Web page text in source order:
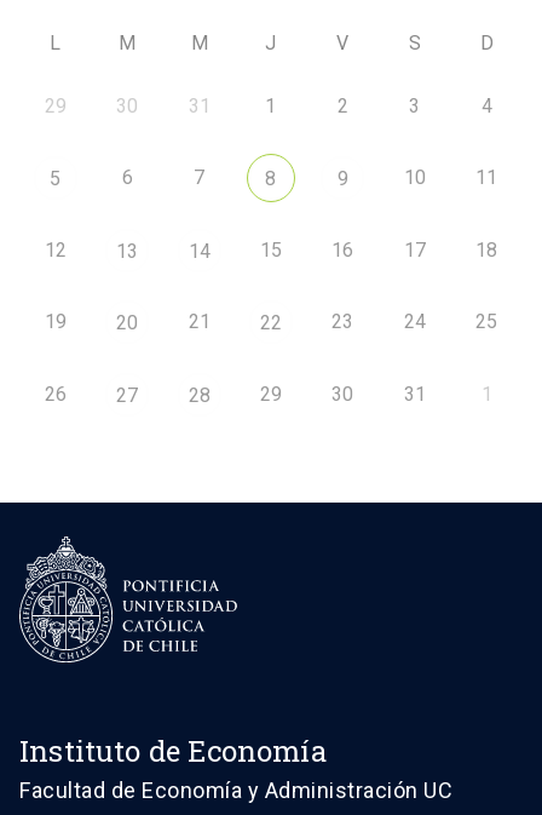
L M M J V S D
29 30 31 1 2 3 4
5 6 7 8 9 10 11
12 13 14 15 16 17 18
19 20 21 22 23 24 25
26 27 28 29 30 31 1
Instituto de Economía
Facultad de Economía y Administración UC